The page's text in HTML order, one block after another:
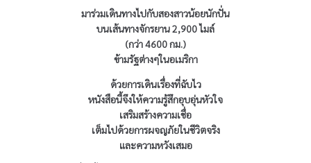
มาร่วมเดินทางไปกับสองสาวน้อยนักปั่น
บนเส้นทางจักรยาน 2,900 ไมล์
(กว่า 4600 กม.)
ข้ามรัฐต่างๆในอเมริกา
ด้วยการเดินเรื่องที่ฉับไว
หนังสือนี้จึงให้ความรู้สึกอุบอุ่นหัวใจ
เสริมสร้างความเชื่อ
เต็มไปด้วยการผจญภัยในชีวิตจริง
และความหวังเสมอ